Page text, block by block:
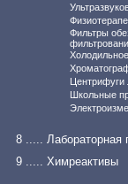
Фильтры
Центрифуги
Школьные
8 ..... Лабораторная
9 ..... Химреактивы